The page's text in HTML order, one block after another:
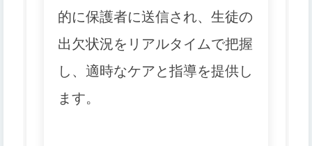
的に保護者に送信され、生徒の
出欠状況をリアルタイムで把握
し、適時なケアと指導を提供し
ます。